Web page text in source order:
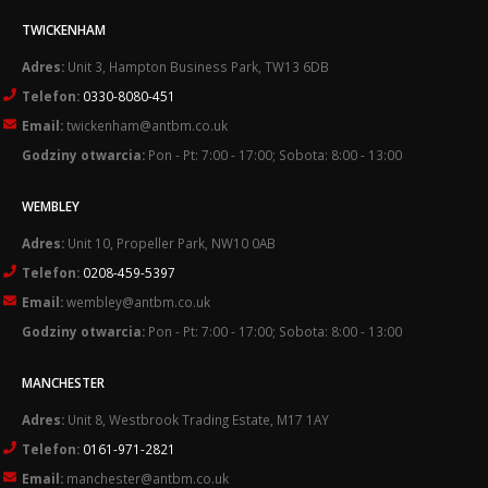
TWICKENHAM
Adres: Unit 3, Hampton Business Park, TW13 6DB
Telefon: 0330-8080-451
Email:twickenham@antbm.co.uk
Godziny otwarcia: Pon - Pt: 7:00 - 17:00; Sobota: 8:00 - 13:00
WEMBLEY
Adres: Unit 10, Propeller Park, NW10 0AB
Telefon: 0208-459-5397
Email:wembley@antbm.co.uk
Godziny otwarcia: Pon - Pt: 7:00 - 17:00; Sobota: 8:00 - 13:00
MANCHESTER
Adres: Unit 8, Westbrook Trading Estate, M17 1AY
Telefon: 0161-971-2821
Email: manchester@antbm.co.uk